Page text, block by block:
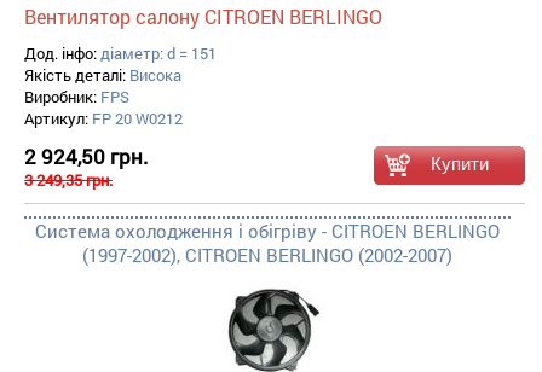
Вентилятор салону CITROEN BERLINGO
Дод. інфо:діаметр: d = 151
Якість деталі: Висока
Виробник: FPS
Артикул: FP 20 W0212
2 924,50 грн.
3 249,35 грн.
Система охолодження і обігріву - CITROEN BERLINGO
(1997-2002), CITROEN BERLINGO (2002-2007)